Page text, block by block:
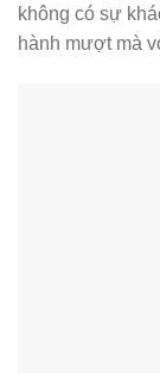
không có sự
hành mượt mà